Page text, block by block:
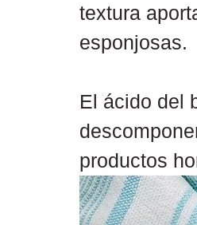
textura
esponjosas.
El ácido del
productos